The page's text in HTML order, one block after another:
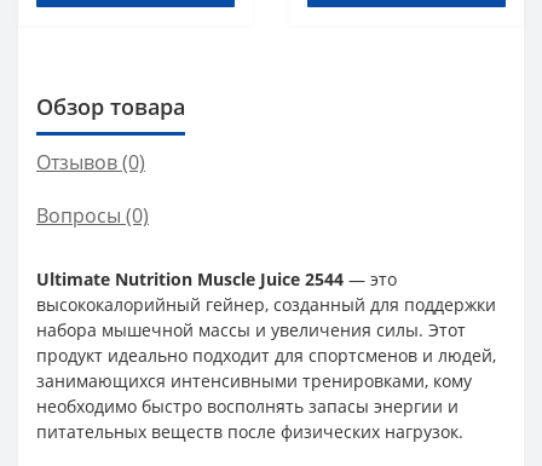
Обзор товара
Отзывов (0)
Вопросы (0)
Ultimate Nutrition Muscle Juice 2544 — это
высококалорийный гейнер, созданный для поддержки
набора мышечной массы и увеличения силы. Этот
продукт идеально подходит для спортсменов и людей,
занимающихся интенсивными тренировками, кому
необходимо быстро восполнять запасы энергии и
питательных веществ после физических нагрузок.